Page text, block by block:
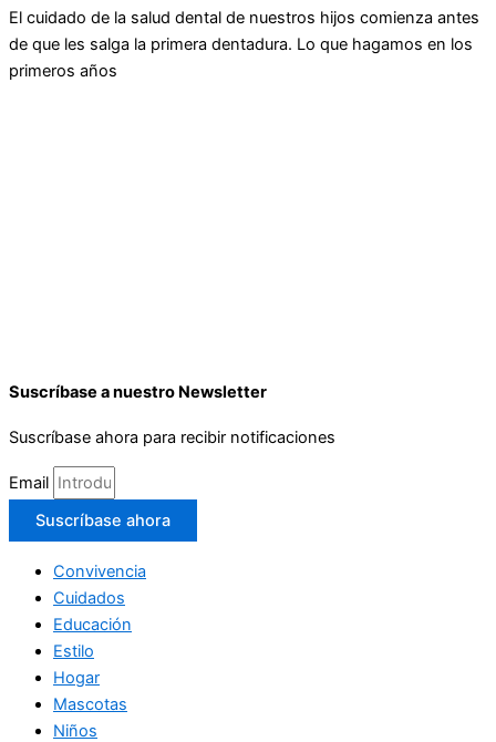
El cuidado de la salud dental de nuestros hijos comienza antes
de que les salga la primera dentadura. Lo que hagamos en los
primeros años
Suscríbase a nuestro Newsletter
Suscríbase ahora para recibir notificaciones
Email
Suscríbase ahora
Convivencia
Cuidados
Educación
Estilo
Hogar
Mascotas
Niños